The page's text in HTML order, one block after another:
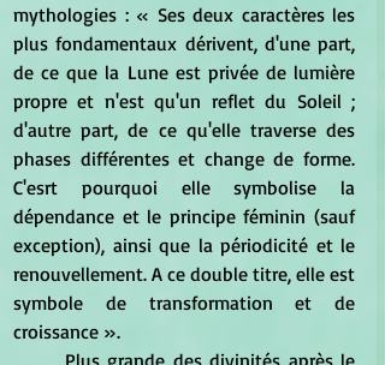
mythologies : « Ses deux caractères les
plus fondamentaux dérivent, d'une part,
de ce que la Lune est privée de lumière
propre et n'est qu'un reflet du Soleil ;
d'autre part, de ce qu'elle traverse des
phases différentes et change de forme.
C'esrt pourquoi elle symbolise la
dépendance et le principe féminin (sauf
exception), ainsi que la périodicité et le
renouvellement. A ce double titre, elle est
symbole de transformation et de
croissance ».